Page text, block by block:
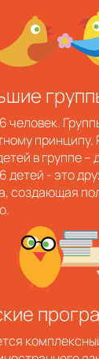
человек.
принципу.
в группе –
детей - это
создающая